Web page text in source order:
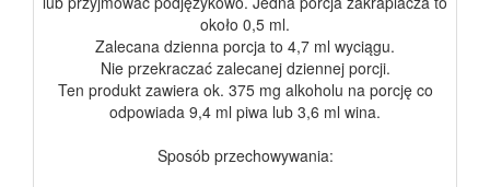
około 0,5 ml.
Zalecana dzienna porcja to 4,7 ml wyciągu.
Nie przekraczać zalecanej dziennej porcji.
Ten produkt zawiera ok. 375 mg alkoholu na porcję co
odpowiada 9,4 ml piwa lub 3,6 ml wina.
Sposób przechowywania: